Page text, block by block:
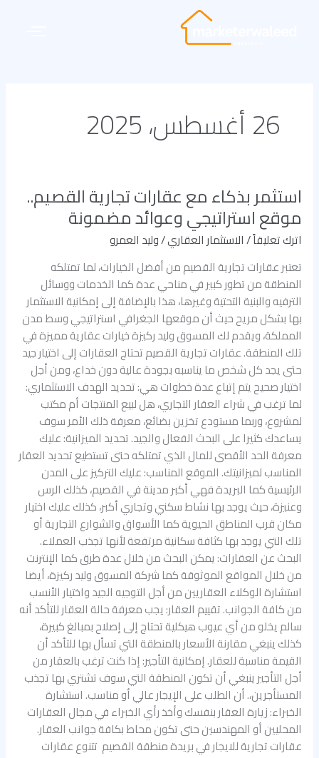
26 أغسطس، 2025
استثمر بذكاء مع عقارات تجارية القصيم..
موقع استراتيجي وعوائد مضمونة
اترك تعليقاً/الاستثمار العقاري/وليد العمرو
تعتبر عقارات تجارية القصيم من أفضل الخيارات، لما تمتلكه
المنطقة من تطور كبير في مناحي عدة كما الخدمات ووسائل
الترفيه والبنية التحتية وغيرها، هذا بالإضافة إلى إمكانية الاستثمار
بها بشكل مريح حيث أن موقعها الجغرافي استراتيجي وسط مدن
المملكة، ويقدم لك المسوق وليد ركيزة خيارات عقارية مميزة في
تلك المنطقة. عقارات تجارية القصيم تحتاج العقارات إلى اختيار جيد
حتى يجد كل شخص ما يناسبه بجودة عالية دون خداع، ومن أجل
اختيار صحيح يتم إتباع عدة خطوات هي: تحديد الهدف الاستثماري:
لما ترغب في شراء العقار التجاري، هل لبيع المنتجات أم مكتب
لمشروع، وربما مستودع تخزين بضائع، معرفة ذلك الأمر سوف
يساعدك كثيرا على البحث الفعال والجيد. تحديد الميزانية: عليك
معرفة الحد الأقصى للمال الذي تمتلكه حتى تستطيع تحديد العقار
المناسب لميزانيتك. الموقع المناسب: عليك التركيز على المدن
الرئيسية كما البريدة فهي أكبر مدينة في القصيم، كذلك الرس
وعنيزة، حيث يوجد بها نشاط سكني وتجاري أكبر، كذلك عليك اختيار
مكان قرب المناطق الحيوية كما الأسواق والشوارع التجارية أو
تلك التي يوجد بها كثافة سكانية مرتفعة لأنها تجذب العملاء.
البحث عن العقارات: يمكن البحث من خلال عدة طرق كما الإنترنت
من خلال المواقع الموثوقة كما شركة المسوق وليد ركيزة، أيضا
استشارة الوكلاء العقاريين من أجل التوجيه الجيد واختيار الأنسب
من كافة الجوانب. تقييم العقار: يجب معرفة حالة العقار للتأكد أنه
سالم يخلو من أي عيوب هيكلية تحتاج إلى إصلاح بمبالغ كبيرة،
كذلك ينبغي مقارنة الأسعار بالمنطقة التي تسأل بها للتأكد أن
القيمة مناسبة للعقار. إمكانية التأجير: إذا كنت ترغب بالعقار من
أجل التأجير ينبغي أن تكون المنطقة التي سوف تشتري بها تجذب
المستأجرين،. أن الطلب على الإيجار عالي أو مناسب. استشارة
الخبراء: زيارة العقار بنفسك وأخذ رأي الخبراء في مجال العقارات
المحليين أو المهندسين حتى تكون محاط بكافة جوانب العقار.
عقارات تجارية للايجار في بريدة منطقة القصيم تتنوع عقارات
استثمر
بذكاء
مع
عقارات
تجارية
القصيم..
موقع
استراتيجي
وعوائد
مضمونة